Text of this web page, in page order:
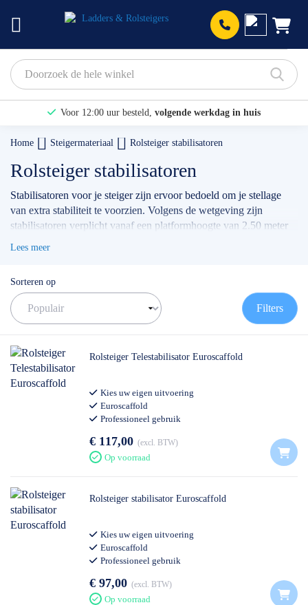
Voor 12:00 uur besteld, volgende werkdag in huis
Bekijk hier onze Actiepagina
Binnen 1 dag een
Home Steigermateriaal Rolsteiger stabilisatoren
Rolsteiger stabilisatoren
Stabilisatoren voor je steiger zijn ervoor bedoeld om je stellage
van extra stabiliteit te voorzien. Volgens de wetgeving zijn
stabilisatoren verplicht vanaf een platformhoogte van 2.50 meter
met diverse andere merken. Heb je hulp nodig om de juiste
stabilisator te vinden? Wij helpen je graag verder!
✅Volgende werkdag op locatie
✅ Contact:0511- 40 25 64, ofmail
Lees meer
Sorteren op
Filters
Rolsteiger Telestabilisator Euroscaffold
Kies uw eigen uitvoering
Euroscaffold
Professioneel gebruik
€ 117,00 excl. BTW
Op voorraad
Rolsteiger stabilisator Euroscaffold
Kies uw eigen uitvoering
Euroscaffold
Professioneel gebruik
€ 97,00 excl. BTW
Op voorraad